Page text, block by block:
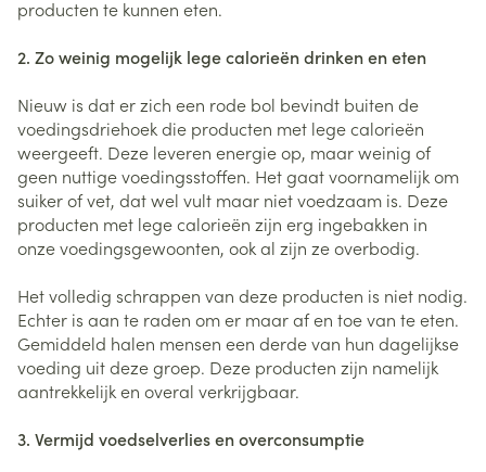
producten te kunnen eten.
2. Zo weinig mogelijk lege calorieën drinken en eten
Nieuw is dat er zich een rode bol bevindt buiten de
voedingsdriehoek die producten met lege calorieën
weergeeft. Deze leveren energie op, maar weinig of
geen nuttige voedingsstoffen. Het gaat voornamelijk om
suiker of vet, dat wel vult maar niet voedzaam is. Deze
producten met lege calorieën zijn erg ingebakken in
onze voedingsgewoonten, ook al zijn ze overbodig.
Het volledig schrappen van deze producten is niet nodig.
Echter is aan te raden om er maar af en toe van te eten.
Gemiddeld halen mensen een derde van hun dagelijkse
voeding uit deze groep. Deze producten zijn namelijk
aantrekkelijk en overal verkrijgbaar.
3. Vermijd voedselverlies en overconsumptie